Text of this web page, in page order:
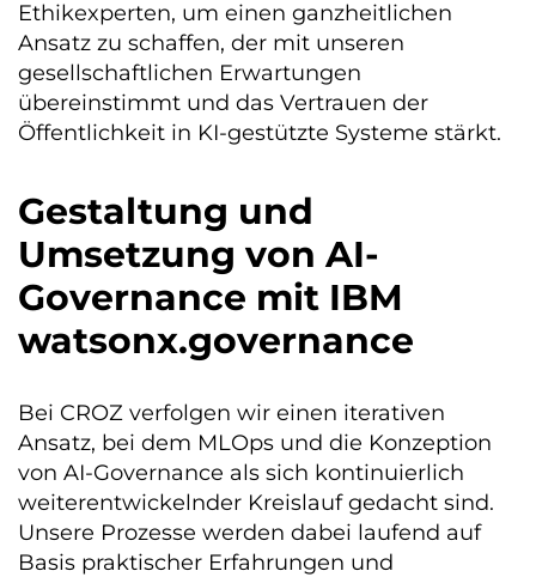
Ethikexperten, um einen ganzheitlichen
Ansatz zu schaffen, der mit unseren
gesellschaftlichen Erwartungen
übereinstimmt und das Vertrauen der
Öffentlichkeit in KI-gestützte Systeme stärkt.
Gestaltung und
Umsetzung von AI-
Governance mit IBM
watsonx.governance
Bei CROZ verfolgen wir einen iterativen
Ansatz, bei dem MLOps und die Konzeption
von AI-Governance als sich kontinuierlich
weiterentwickelnder Kreislauf gedacht sind.
Unsere Prozesse werden dabei laufend auf
Basis praktischer Erfahrungen und